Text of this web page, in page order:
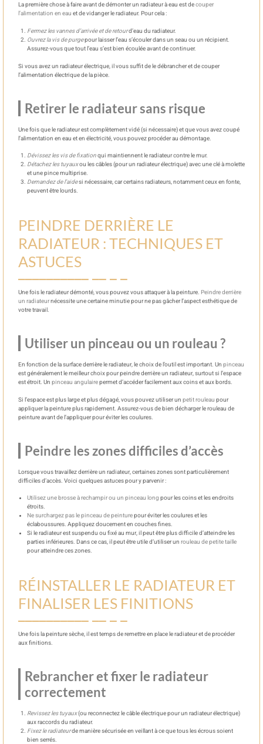
La première chose à faire avant de démonter un radiateur à eau est decouper
l’alimentation en eau et de vidanger le radiateur. Pour cela :
Fermez les vannes d’arrivée et de retourd’eau du radiateur.
Ouvrez la vis de purgepour laisser l’eau s’écouler dans un seau ou un récipient.
Assurez-vous que tout l’eau s’est bien écoulée avant de continuer.
Si vous avez un radiateur électrique, il vous suffit de le débrancher et de couper
l’alimentation électrique de la pièce.
Retirer le radiateur sans risque
Une fois que le radiateur est complètement vidé (si nécessaire) et que vous avez coupé
l’alimentation en eau et en électricité, vous pouvez procéder au démontage.
Dévissez les vis de fixationqui maintiennent le radiateur contre le mur.
Détachez les tuyauxou les câbles (pour un radiateur électrique) avec une clé à molette
et une pince multiprise.
Demandez de l’aidesi nécessaire, car certains radiateurs, notamment ceux en fonte,
peuvent être lourds.
PEINDRE DERRIÈRE LE
RADIATEUR : TECHNIQUES ET
ASTUCES
Une fois le radiateur démonté, vous pouvez vous attaquer à la peinture. Peindre derrière
un radiateurnécessite une certaine minutie pour ne pas gâcher l’aspect esthétique de
votre travail.
Utiliser un pinceau ou un rouleau ?
En fonction de la surface derrière le radiateur, le choix de l’outil est important. Un pinceau
est généralement le meilleur choix pour peindre derrière un radiateur, surtout si l’espace
est étroit. Un pinceau angulairepermet d’accéder facilement aux coins et aux bords.
Si l’espace est plus large et plus dégagé, vous pouvez utiliser un petit rouleau pour
appliquer la peinture plus rapidement. Assurez-vous de bien décharger le rouleau de
peinture avant de l’appliquer pour éviter les coulures.
Peindre les zones difficiles d’accès
Lorsque vous travaillez derrière un radiateur, certaines zones sont particulièrement
difficiles d’accès. Voici quelques astuces pour y parvenir :
Utilisez une brosse à rechampir ou un pinceau long pour les coins et les endroits
étroits.
Ne surchargez pas le pinceau de peinturepour éviter les coulures et les
éclaboussures. Appliquez doucement en couches fines.
Si le radiateur est suspendu ou fixé au mur, il peut être plus difficile d’atteindre les
parties inférieures. Dans ce cas, il peut être utile d’utiliser un rouleau de petite taille
pour atteindre ces zones.
RÉINSTALLER LE RADIATEUR ET
FINALISER LES FINITIONS
Une fois la peinture sèche, il est temps de remettre en place le radiateur et de procéder
aux finitions.
Rebrancher et fixer le radiateur
correctement
Revissez les tuyaux(ou reconnectez le câble électrique pour un radiateur électrique)
aux raccords du radiateur.
Fixez le radiateurde manière sécurisée en veillant à ce que tous les écrous soient
bien serrés.